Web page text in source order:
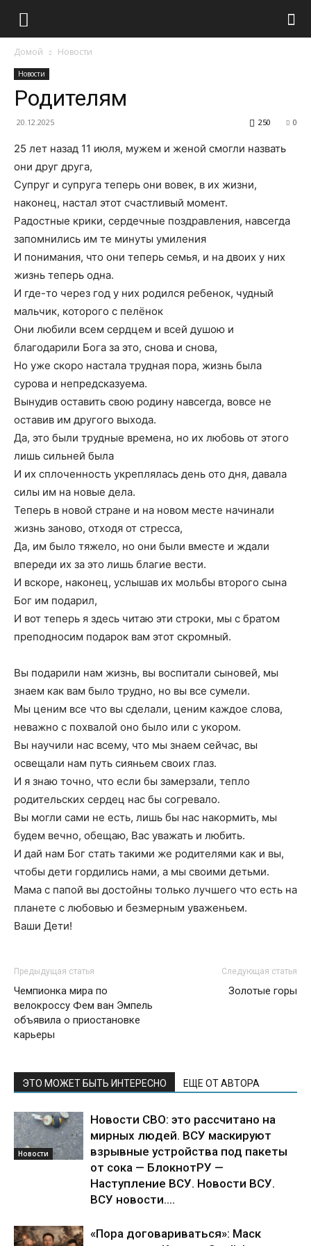
Домой Новости
Новости
Родителям
20.12.2025 0
250
25 лет назад 11 июля, мужем и женой смогли назвать
они друг друга,
Супруг и супруга теперь они вовек, в их жизни,
наконец, настал этот счастливый момент.
Радостные крики, сердечные поздравления, навсегда
запомнились им те минуты умиления
И понимания, что они теперь семья, и на двоих у них
жизнь теперь одна.
И где-то через год у них родился ребенок, чудный
мальчик, которого с пелёнок
Они любили всем сердцем и всей душою и
благодарили Бога за это, снова и снова,
Но уже скоро настала трудная пора, жизнь была
сурова и непредсказуема.
Вынудив оставить свою родину навсегда, вовсе не
оставив им другого выхода.
Да, это были трудные времена, но их любовь от этого
лишь сильней была
И их сплоченность укреплялась день ото дня, давала
силы им на новые дела.
Теперь в новой стране и на новом месте начинали
жизнь заново, отходя от стресса,
Да, им было тяжело, но они были вместе и ждали
впереди их за это лишь благие вести.
И вскоре, наконец, услышав их мольбы второго сына
Бог им подарил,
И вот теперь я здесь читаю эти строки, мы с братом
преподносим подарок вам этот скромный.
Вы подарили нам жизнь, вы воспитали сыновей, мы
знаем как вам было трудно, но вы все сумели.
Мы ценим все что вы сделали, ценим каждое слова,
неважно с похвалой оно было или с укором.
Вы научили нас всему, что мы знаем сейчас, вы
освещали нам путь сияньем своих глаз.
И я знаю точно, что если бы замерзали, тепло
родительских сердец нас бы согревало.
Вы могли сами не есть, лишь бы нас накормить, мы
будем вечно, обещаю, Вас уважать и любить.
И дай нам Бог стать такими же родителями как и вы,
чтобы дети гордились нами, а мы своими детьми.
Мама с папой вы достойны только лучшего что есть на
планете с любовью и безмерным уваженьем.
Ваши Дети!
Предыдущая статья
Чемпионка мира по
велокроссу Фем ван Эмпель
объявила о приостановке
карьеры
Следующая статья
Золотые горы
ЭТО МОЖЕТ БЫТЬ ИНТЕРЕСНО ЕЩЕ ОТ АВТОРА
Новости
Новости СВО: это рассчитано на
мирных людей. ВСУ маскируют
взрывные устройства под пакеты
от сока — БлокнотРУ —
Наступление ВСУ. Новости ВСУ.
ВСУ новости....
«Пора договариваться»: Маск